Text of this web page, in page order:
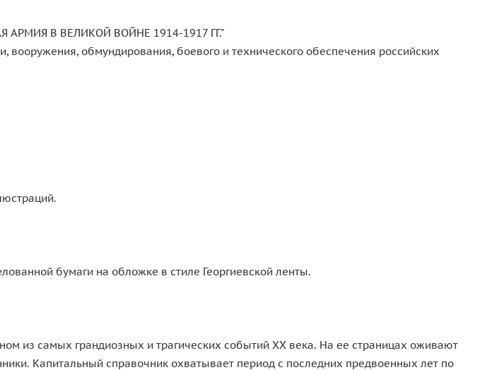
АРМИЯ В ВЕЛИКОЙ ВОЙНЕ 1914-1917 ГГ."
обмундирования, боевого и технического обеспечения российских
бумаги на обложке в стиле Георгиевской ленты.
из самых грандиозных и трагических событий ХХ века. На ее страницах оживают
Капитальный справочник охватывает период с последних предвоенных лет по